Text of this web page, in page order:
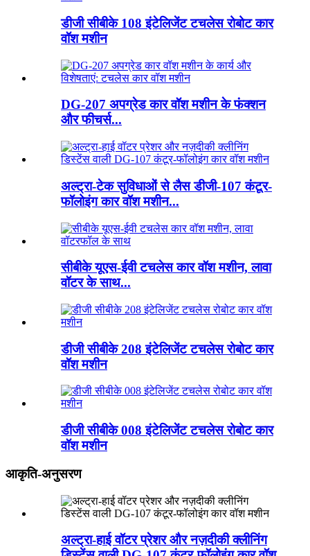
डीजी सीबीके 108 इंटेलिजेंट टचलेस रोबोट कार
वॉश मशीन
DG-207 अपग्रेड कार वॉश मशीन के फंक्शन
और फीचर्स...
अल्ट्रा-टेक सुविधाओं से लैस डीजी-107 कंटूर-
फॉलोइंग कार वॉश मशीन...
सीबीके यूएस-ईवी टचलेस कार वॉश मशीन, लावा
वॉटर के साथ...
डीजी सीबीके 208 इंटेलिजेंट टचलेस रोबोट कार
वॉश मशीन
डीजी सीबीके 008 इंटेलिजेंट टचलेस रोबोट कार
वॉश मशीन
आकृति-अनुसरण
अल्ट्रा-हाई वॉटर प्रेशर और नज़दीकी क्लीनिंग